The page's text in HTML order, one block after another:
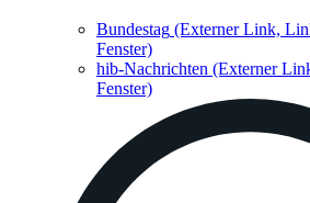
Bundestag (Externer Link,
Fenster)
hib-Nachrichten (Externer
Fenster)